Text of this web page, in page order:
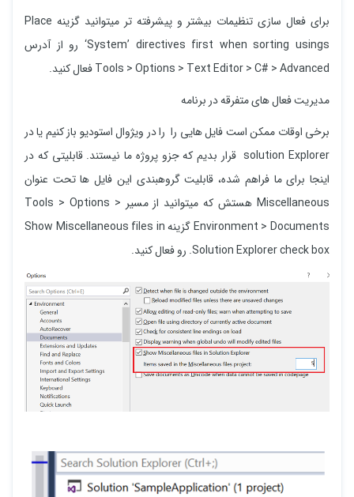
برای فعال سازی تنظیمات بیشتر و پیشرفته تر میتوانید گزینه Place
‘System’ directives first when sorting usings رو از آدرس
Tools > Options > Text Editor > C# > Advanced فعال کنید.
مدیریت فعال های متفرقه در برنامه
برخی اوقات ممکن است فایل هایی را را در ویژوال استودیو باز کنیم یا در
solution Explorer قرار بدیم که جزو پروژه ما نیستند. قابلیتی که در
اینجا برای ما فراهم شده، قابلیت گروهبندی این فایل ها تحت عنوان
Miscellaneous هستش که میتوانید از مسیر Tools > Options >
Environment > Documents گزینه Show Miscellaneous files in
Solution Explorer check box. رو فعال کنید.